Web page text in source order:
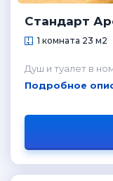
Стандарт
1 комната 23 м2
Душ и туалет в
Подробное